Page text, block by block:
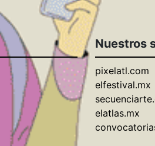
Nuestros
pixelatl.com
elfestival.mx
elatlas.mx